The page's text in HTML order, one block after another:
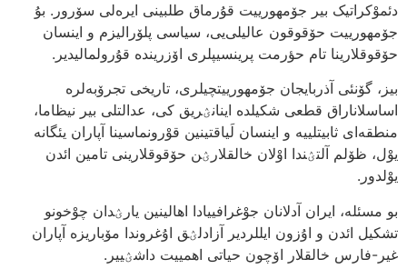
دئموْکراتیک بیر جۆمهورییت قۇرماق طلبینی ایره‌لی سۆرور. بۇ
جۆمهورییت حۆقوقون عالیلی‌یی، سیاسی پلۆرالیزم و اینسان
حۆقوقلارینا تام حؤرمت پرینسیپلری اۆزرینده قۇرولمالیدیر.
بیز، گۆنئی آذربایجان جۆمهورییتچیلری، تاریخی تجرۆبه‌لره
اساسلاناراق قطعی شکیلده اینانؽریق کی، عدالتلی بیر نیظاما،
منطقه‌ای ثابیتلییه و اینسان لَیاقتینین قوْرونماسینا آپاران یئگانه
یوْل، ظۆلم آلتؽندا اوْلان خالقلارؽن حۆقوقلارینی تامین ائدن
یوْلدور.
بو مسئله‌، ایران آدلانان جوْغرافییادا اهالینین یارؽدان چوْخونو
تشکیل ائدن و اۇزون ایللردیر آزادلؽق اۇغروندا مۆباریزه آپاران
غیر-فارس خالقلار اۆچون حیاتی اهمییت داشؽییر.